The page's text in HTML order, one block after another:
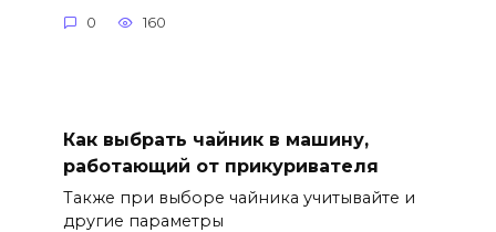
0 160
Как выбрать чайник в машину,
работающий от прикуривателя
Также при выборе чайника учитывайте и
другие параметры